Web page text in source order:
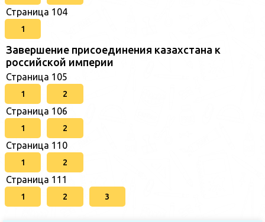
Страница 104
1
Завершение присоединения казахстана к
российской империи
Страница 105
1 2
Страница 106
1 2
Страница 110
1 2
Страница 111
1 2 3